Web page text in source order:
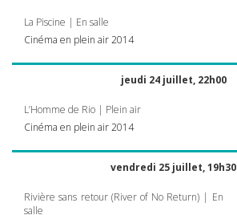
La Piscine | En salle
Cinéma en plein air 2014
jeudi 24 juillet, 22h00
L’Homme de Rio | Plein air
Cinéma en plein air 2014
vendredi 25 juillet, 19h30
Rivière sans retour (River of No Return) | En
salle